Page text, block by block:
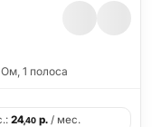
1 полоса
24,40р./ мес.